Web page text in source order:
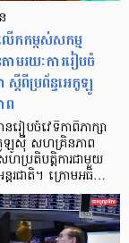
ើកកម្ពស់សកម្ម
មរយៈការរៀបចំ
ស្តីពីប្រព័ន្ធអេកូឡូ
ព
រៀបចំវេទិកាពិភាក្សា
កូឡូស៊ី សហគ្រិនភាព
ហប្រតិបត្តិការជាមួយ
ន្តរជាតិ។ ក្រោមអធិ…